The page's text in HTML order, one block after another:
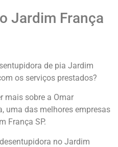
Jardim França
de pia Jardim
os serviços prestados?
mais sobre a Omar
uma das melhores empresas
França SP.
no Jardim